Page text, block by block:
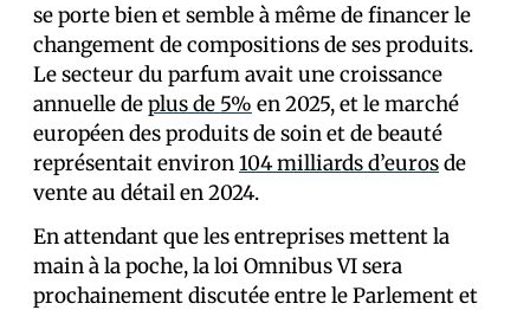
se porte bien et semble à même de financer le
changement de compositions de ses produits.
Le secteur du parfum avait une croissance
annuelle deplus de 5% en 2025, et le marché
européen des produits de soin et de beauté
représentait environ104 milliards d’eurosde
vente au détail en 2024.
En attendant que les entreprises mettent la
main à la poche, la loi Omnibus VI sera
prochainement discutée entre le Parlement et